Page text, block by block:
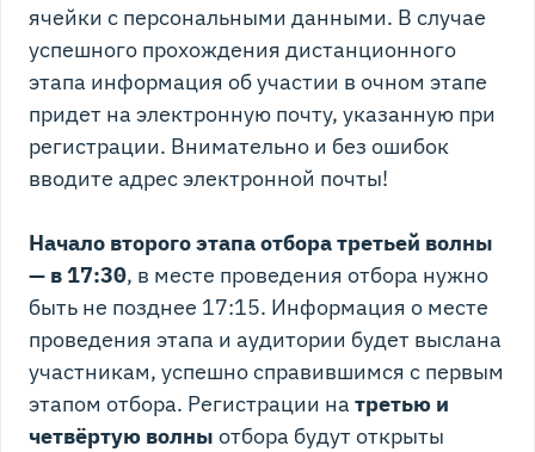
ячейки с персональными данными. В случае
успешного прохождения дистанционного
этапа информация об участии в очном этапе
придет на электронную почту, указанную при
регистрации. Внимательно и без ошибок
вводите адрес электронной почты!
Начало второго этапа отбора третьей волны
— в 17:30, в месте проведения отбора нужно
быть не позднее 17:15. Информация о месте
проведения этапа и аудитории будет выслана
участникам, успешно справившимся с первым
этапом отбора. Регистрации на третью и
четвёртую волны отбора будут открыты